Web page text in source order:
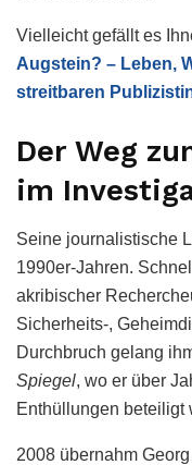
Vielleicht gefällt es
Augstein? – Leben,
streitbaren
Der Weg
im
Seine journalistische
1990er-Jahren.
akribischer
Sicherheits-,
Durchbruch gelang
Spiegel, wo er über
Enthüllungen beteiligt
2008 übernahm